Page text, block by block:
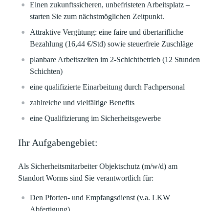
Einen zukunftssicheren, unbefristeten Arbeitsplatz–
starten Sie zum nächstmöglichen Zeitpunkt.
Attraktive Vergütung: eine faire undübertarifliche
Bezahlung (16,44 €/Std) sowie steuerfreie Zuschläge
planbare Arbeitszeiten im 2-Schichtbetrieb (12 Stunden
Schichten)
eine qualifizierte Einarbeitung durch Fachpersonal
zahlreiche und vielfältigeBenefits
eine Qualifizierung im Sicherheitsgewerbe
Ihr Aufgabengebiet:
Als Sicherheitsmitarbeiter Objektschutz (m/w/d) am
Standort Worms sind Sie verantwortlich für:
Den Pforten- und Empfangsdienst (v.a. LKW
Abfertigung)